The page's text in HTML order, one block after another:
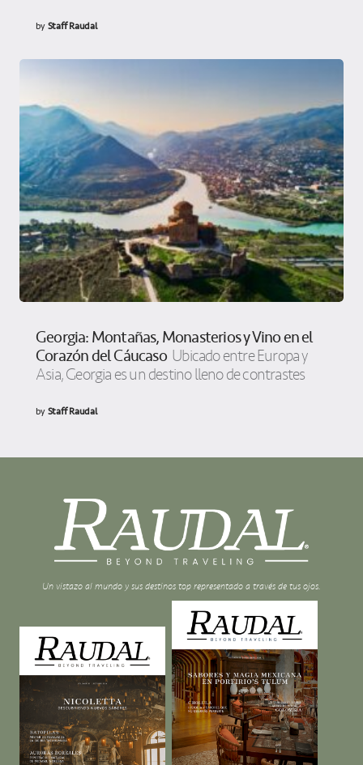
byStaff Raudal
Georgia: Montañas, Monasterios y Vino en el
Corazón del Cáucaso Ubicado entre Europa y
Asia, Georgia es un destino lleno de contrastes
byStaff Raudal
Un vistazo al mundo y sus destinos top representado a través de tus ojos.